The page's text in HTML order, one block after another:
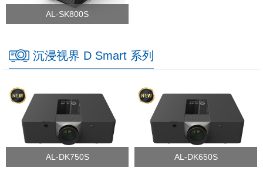
AL-SK800S
沉浸视界 D Smart 系列
AL-DK750S AL-DK650S